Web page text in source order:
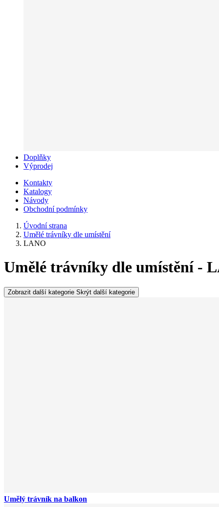
Doplňky
Výprodej
Kontakty
Katalogy
Návody
Obchodní podmínky
Úvodní strana
Umělé trávníky dle umístění
LANO
Umělé trávníky dle umístění -
Zobrazit další kategorie Skrýt další kategorie
Umělý trávník na balkon